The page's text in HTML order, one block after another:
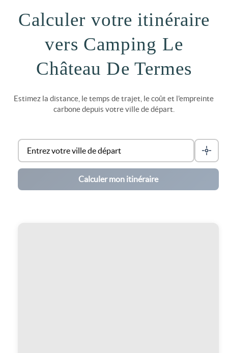
Calculer votre itinéraire
vers Camping Le
Château De Termes
Estimez la distance, le temps de trajet, le coût et l'empreinte
carbone depuis votre ville de départ.
Calculer mon itinéraire